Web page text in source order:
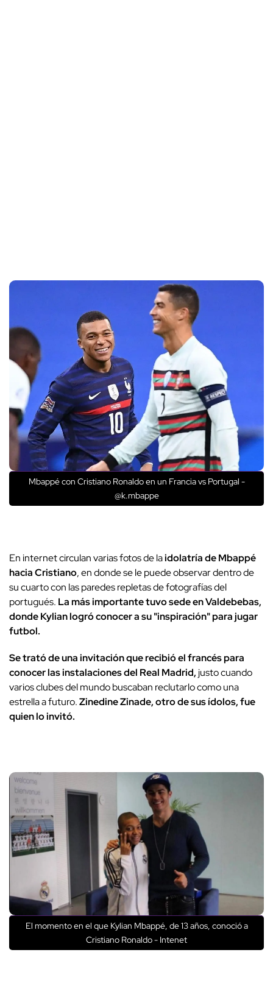
Mbappé con Cristiano Ronaldo en un Francia vs Portugal -
@k.mbappe
En internet circulan varias fotos de laidolatría de Mbappé
hacia Cristiano, en donde se le puede observar dentro de
su cuarto con las paredes repletas de fotografías del
portugués. La más importante tuvo sede en Valdebebas,
donde Kylian logró conocer a su "inspiración" para jugar
futbol.
Se trató de una invitación que recibió el francés para
conocer las instalaciones del Real Madrid,justo cuando
varios clubes del mundo buscaban reclutarlo como una
estrella a futuro.Zinedine Zinade, otro de sus ídolos, fue
quien lo invitó.
El momento en el que Kylian Mbappé, de 13 años, conoció a
Cristiano Ronaldo - Intenet